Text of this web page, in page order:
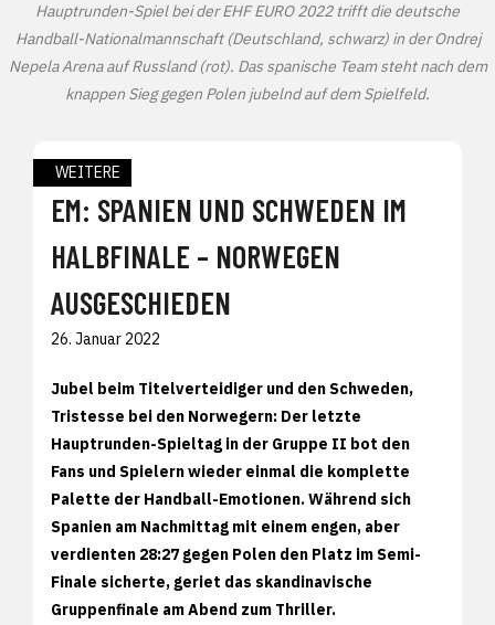
Hauptrunden-Spiel bei der EHF EURO 2022 trifft die deutsche
Handball-Nationalmannschaft (Deutschland, schwarz) in der Ondrej
Nepela Arena auf Russland (rot). Das spanische Team steht nach dem
knappen Sieg gegen Polen jubelnd auf dem Spielfeld.
WEITERE
EM: SPANIEN UND SCHWEDEN IM
HALBFINALE – NORWEGEN
AUSGESCHIEDEN
26. Januar 2022
Jubel beim Titelverteidiger und den Schweden,
Tristesse bei den Norwegern: Der letzte
Hauptrunden-Spieltag in der Gruppe II bot den
Fans und Spielern wieder einmal die komplette
Palette der Handball-Emotionen. Während sich
Spanien am Nachmittag mit einem engen, aber
verdienten 28:27 gegen Polen den Platz im Semi-
Finale sicherte, geriet das skandinavische
Gruppenfinale am Abend zum Thriller.